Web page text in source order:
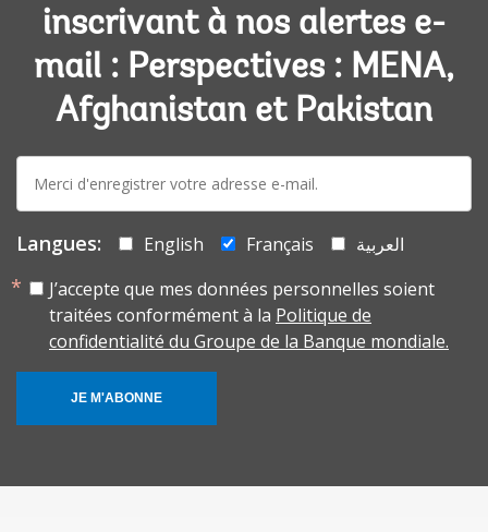
inscrivant à nos alertes e-
mail : Perspectives : MENA,
Afghanistan et Pakistan
mail:
Langues: English Français
العربية
J’accepte que mes données personnelles soient
traitées conformément à la Politique de
confidentialité du Groupe de la Banque mondiale.
JE M'ABONNE